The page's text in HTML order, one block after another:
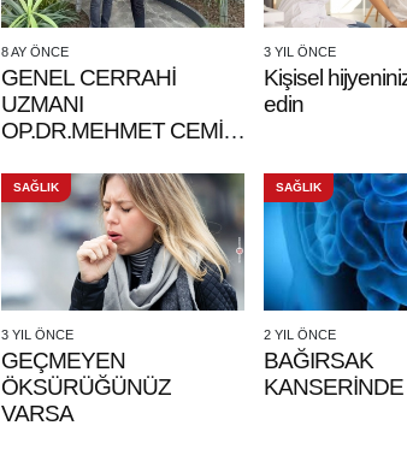
8 AY ÖNCE
GENEL CERRAHİ
UZMANI
OP.DR.MEHMET CEMİL
HAYATI YENİDEN
KURMAKTIR
3 YIL ÖNCE
Kişisel
edin
SAĞLIK
3 YIL ÖNCE
GEÇMEYEN
ÖKSÜRÜĞÜNÜZ
VARSA
SAĞLIK
2 YIL ÖNCE
BAĞIRSAK